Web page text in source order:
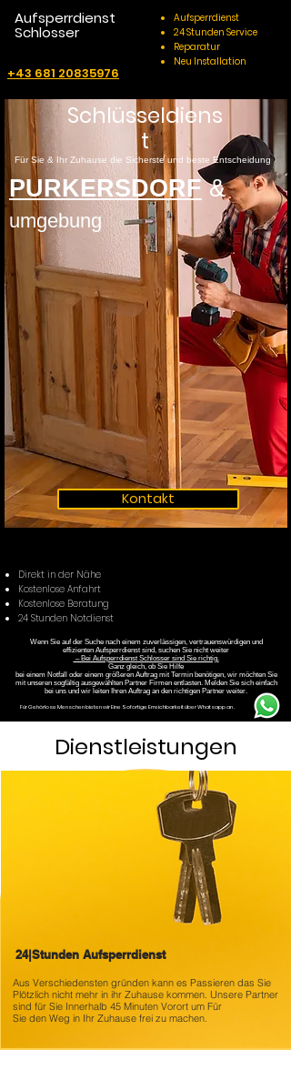
Aufsperrdienst
Schlosser
+43 681 20835976
Aufsperrdienst
24 Stunden Service
Reparatur
Neu Installation
Schlüsseldiens
t
Für Sie & Ihr Zuhause die Sicherste und beste Entscheidung
PURKERSDORF &
umgebung
Kontakt
Direkt in der Nähe
Kostenlose Anfahrt
Kostenlose Beratung
24 Stunden Notdienst
Wenn Sie auf der Suche nach einem zuverlässigen, vertrauenswürdigen und
effizienten Aufsperrdienst sind, suchen Sie nicht weiter
– Bei Aufsperrdienst Schlosser sind Sie richtig.
Ganz gleich, ob Sie Hilfe
bei einem Notfall oder einem größeren Auftrag mit Termin benötigen, wir möchten Sie
mit unseren sogfältig ausgewählten Partner Firmen entlasten. Melden Sie sich einfach
bei uns und wir leiten Ihren Auftrag an den richtigen Partner weiter.
Für Gehörlose Menschen bieten wir Eine Sofortige Erreichbarkeit über Whatsapp an .
Dienstleistungen
24|Stunden Aufsperrdienst
Aus Verschiedensten gründen kann es Passieren das Sie
Plötzlich nicht mehr in ihr Zuhause kommen. Unsere Partner
sind für Sie Innerhalb 45 Minuten Vorort um Für
Sie den Weg in Ihr Zuhause frei zu machen.